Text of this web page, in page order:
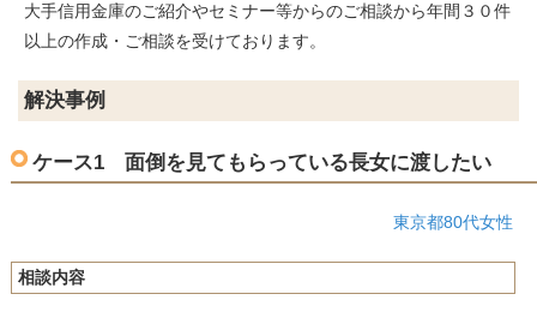
大手信用金庫のご紹介やセミナー等からのご相談から年間３０件
以上の作成・ご相談を受けております。
解決事例
ケース1 面倒を見てもらっている長女に渡したい
東京都80代女性
相談内容